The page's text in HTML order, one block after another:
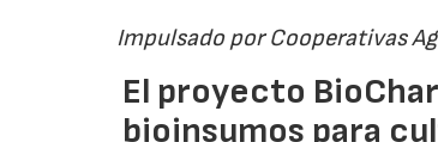
Impulsado por Cooperativas
El proyecto
bioinsumos para